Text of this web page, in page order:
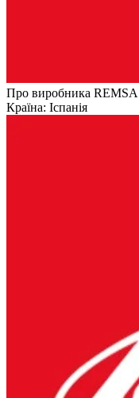
Про виробника REMSA
Країна: Іспанія